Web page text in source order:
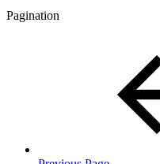
Pagination